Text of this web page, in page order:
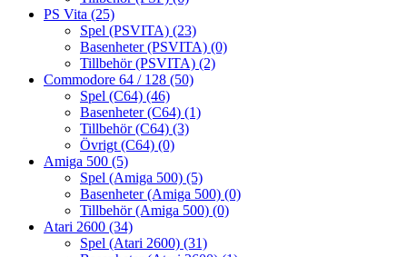
PS Vita (25)
Spel (PSVITA) (23)
Basenheter (PSVITA) (0)
Tillbehör (PSVITA) (2)
Commodore 64 / 128 (50)
Spel (C64) (46)
Basenheter (C64) (1)
Tillbehör (C64) (3)
Övrigt (C64) (0)
Amiga 500 (5)
Spel (Amiga 500) (5)
Basenheter (Amiga 500) (0)
Tillbehör (Amiga 500) (0)
Atari 2600 (34)
Spel (Atari 2600) (31)